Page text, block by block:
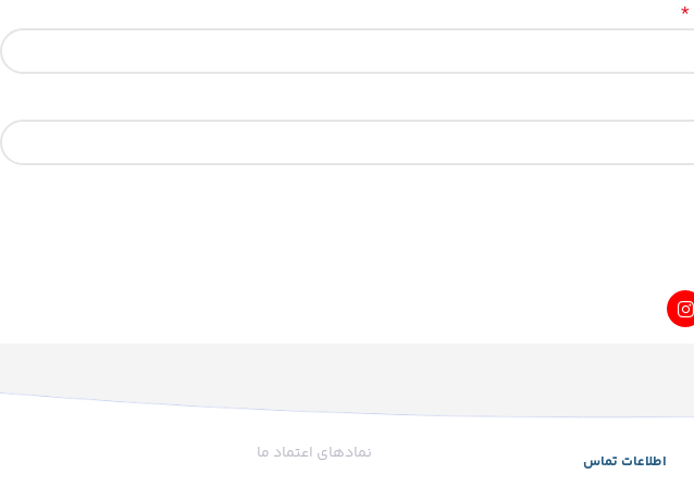
*
اطلاعات تماس نمادهای اعتماد ما